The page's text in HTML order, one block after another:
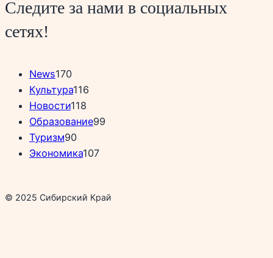
Следите за нами в социальных
сетях!
News170
Культура116
Новости118
Образование99
Туризм90
Экономика107
© 2025 Сибирский Край